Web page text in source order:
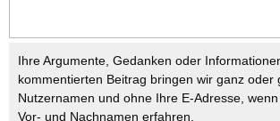
Ihre Argumente, Gedanken oder
kommentierten Beitrag bringen wir ganz oder
Nutzernamen und ohne Ihre E-Adresse,
Vor- und Nachnamen erfahren.